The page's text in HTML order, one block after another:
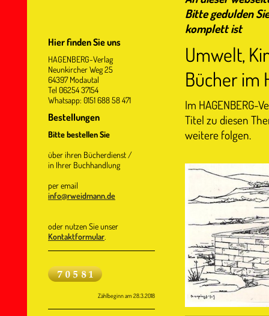
Hier finden Sie uns
HAGENBERG-Verlag
Neunkircher Weg 25
64397 Modautal
Tel 06254 37154
Whatsapp: 0151 688 58 471
Bestellungen
Bitte bestellen Sie
über ihren Bücherdienst /
in Ihrer Buchhandlung
per email
info@rweidmann.de
oder nutzen Sie unser
Kontaktformular
Zählbeginn am 28.3.2018
Bitte gedulden
komplett ist
Umwelt,
Bücher im
Im HAGENBERG-
Titel zu diesen
weitere folgen.